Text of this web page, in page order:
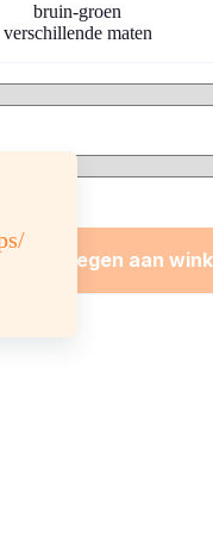
bruin-groen
verschillende maten
Toevoegen aan